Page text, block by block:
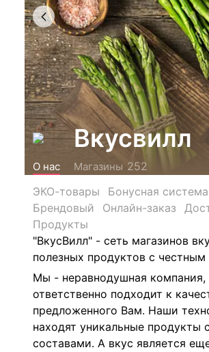
Вкусвилл
О нас Магазины 252
ЭКО-товары
Бонусная система
Брендовый
Онлайн-заказ
Продукты
"ВкусВилл" - сеть магазинов
полезных продуктов с честным
Мы - неравнодушная компания,
ответственно подходит к
предложенного Вам. Наши
находят уникальные продукты
составами. А вкус является